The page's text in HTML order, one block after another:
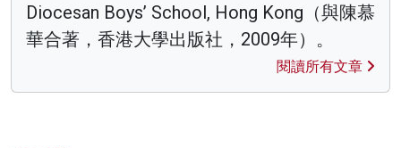
Diocesan Boys’ School, Hong Kong（與陳慕
華合著，香港大學出版社，2009年）。
閱讀所有文章